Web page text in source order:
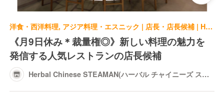
洋食・西洋料理, アジア料理・エスニック | 店長・店長候補 | Herbal Chinese STEAMAN(ハーバル チャイニーズ スチーマン)
《月9日休み＊裁量権◎》新しい料理の魅力を
発信する人気レストランの店長候補
Herbal Chinese STEAMAN(ハーバル チャイニーズ スチ